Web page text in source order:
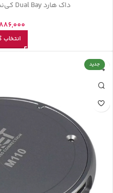
داک هارد Dual Bay کی‌نت مدل K-NET K-HD01D
انتخاب
جدید